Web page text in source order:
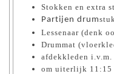
Stokken en extra
Partijen drum
Lessenaar (denk
Drummat
afdekkleden
om uiterlijk 11:15